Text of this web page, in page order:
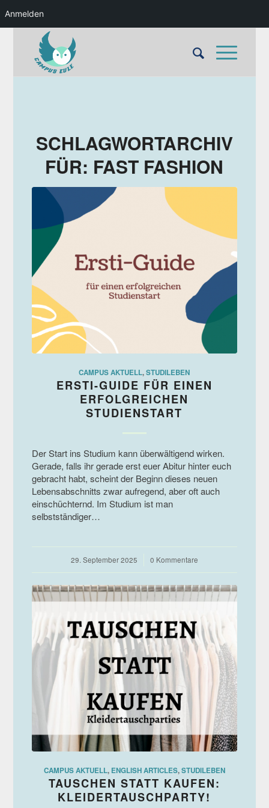
Anmelden
SCHLAGWORTARCHIV
FÜR: FAST FASHION
CAMPUS AKTUELL,STUDILEBEN
ERSTI-GUIDE FÜR EINEN
ERFOLGREICHEN
STUDIENSTART
Der Start ins Studium kann überwältigend wirken.
Gerade, falls ihr gerade erst euer Abitur hinter euch
gebracht habt, scheint der Beginn dieses neuen
Lebensabschnitts zwar aufregend, aber oft auch
einschüchternd. Im Studium ist man
selbstständiger…
29. September 2025
/ 0 Kommentare
CAMPUS AKTUELL, ENGLISH ARTICLES,STUDILEBEN
TAUSCHEN STATT KAUFEN:
KLEIDERTAUSCHPARTY!